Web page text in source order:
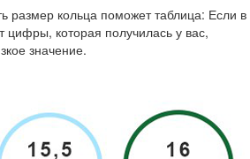
размер кольца поможет таблица: Если в
цифры, которая получилась у вас,
значение.